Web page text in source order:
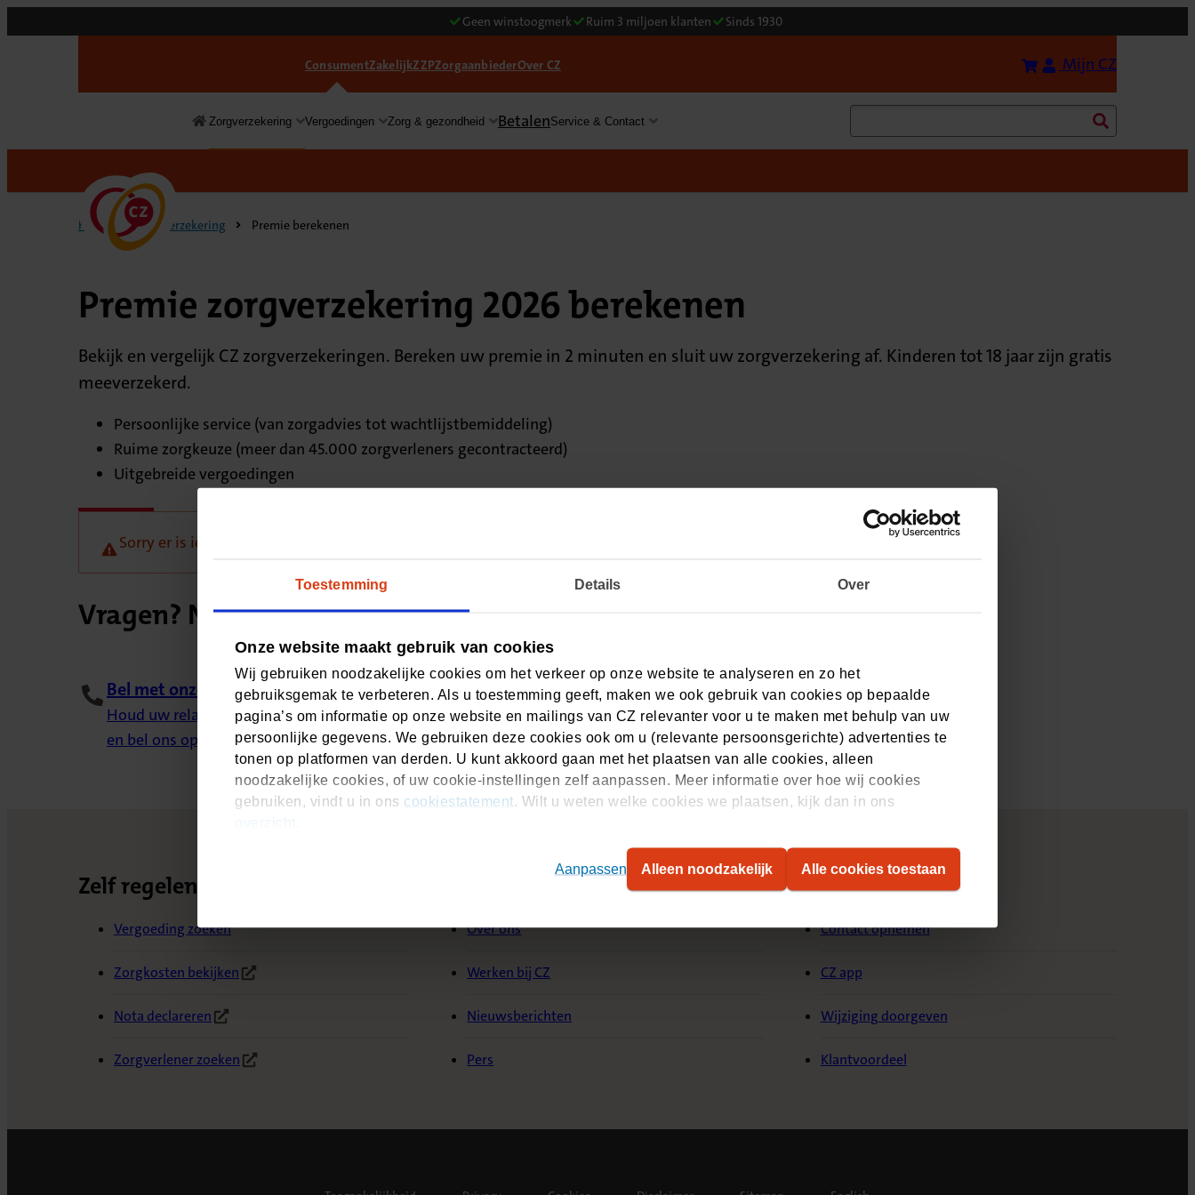
Toestemming Details Over
Onze website maakt gebruik van cookies
Wij gebruiken noodzakelijke cookies om het verkeer op onze website te analyseren en zo het
gebruiksgemak te verbeteren. Als u toestemming geeft, maken we ook gebruik van cookies op bepaalde
pagina’s om informatie op onze website en mailings van CZ relevanter voor u te maken met behulp van uw
persoonlijke gegevens. We gebruiken deze cookies ook om u (relevante persoonsgerichte) advertenties te
tonen op platformen van derden. U kunt akkoord gaan met het plaatsen van alle cookies, alleen
noodzakelijke cookies, of uw cookie-instellingen zelf aanpassen. Meer informatie over hoe wij cookies
gebruiken, vindt u in ons cookiestatement . Wilt u weten welke cookies we plaatsen, kijk dan in ons
Alleen noodzakelijk
Aanpassen Alle cookies toestaan
Geen winstoogmerk Ruim 3 miljoen klanten Sinds 1930
ConsumentZakelijkZZPZorgaanbiederOver CZ Bereken uw premie
Mijn CZ
Consument
Zorgverzekering Vergoedingen Zorg & gezondheid BetalenService & Contact
Home Zorgverzekering Premie berekenen
Premie zorgverzekering 2026 berekenen
Bekijk en vergelijk CZ zorgverzekeringen. Bereken uw premie in 2 minuten en sluit uw zorgverzekering af. Kinderen tot 18 jaar zijn gratis
meeverzekerd.
Persoonlijke service (van zorgadvies tot wachtlijstbemiddeling)
Ruime zorgkeuze (meer dan 45.000 zorgverleners gecontracteerd)
Uitgebreide vergoedingen
Sorry er is iets misgegaan, probeer het later opnieuw.
Vragen? Neem contact met ons op
Bel met onze klantenservice
Houd uw relatienummer bij de hand (staat in Mijn CZ én de CZ app)
en bel ons op 088 555 77 77. Van maandag t/m vrijdag 8:00 - 17:30 uur.
Zelf regelen
Vergoeding zoeken
Zorgkosten bekijken
(Opent in nieuw tabblad)
Nota declareren
(Opent in nieuw tabblad)
Zorgverlener zoeken
(Opent in nieuw tabblad)
Over ons
Werken bij CZ
Nieuwsberichten
Pers
Service & Contact
Contact opnemen
CZ app
Wijziging doorgeven
Klantvoordeel